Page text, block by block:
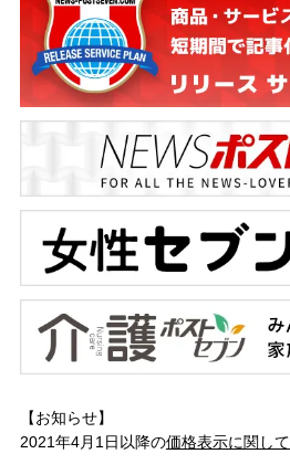
【お知らせ】
2021年4月1日以降の価格表示に関して